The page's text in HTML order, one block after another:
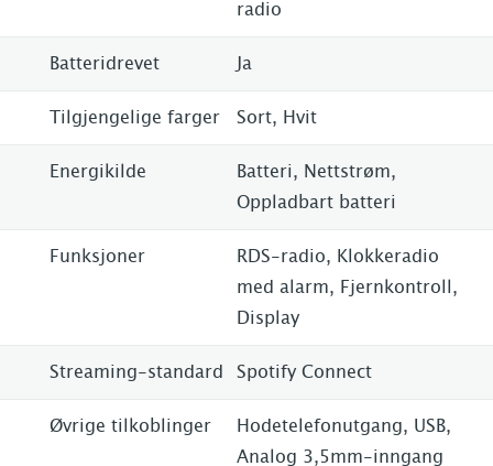
radio
Batteridrevet Ja
Tilgjengelige farger Sort, Hvit
Energikilde
Batteri, Nettstrøm,
Oppladbart batteri
Funksjoner
RDS-radio, Klokkeradio
med alarm, Fjernkontroll,
Display
Streaming-standard Spotify Connect
Øvrige tilkoblinger
Hodetelefonutgang, USB,
Analog 3,5mm-inngang